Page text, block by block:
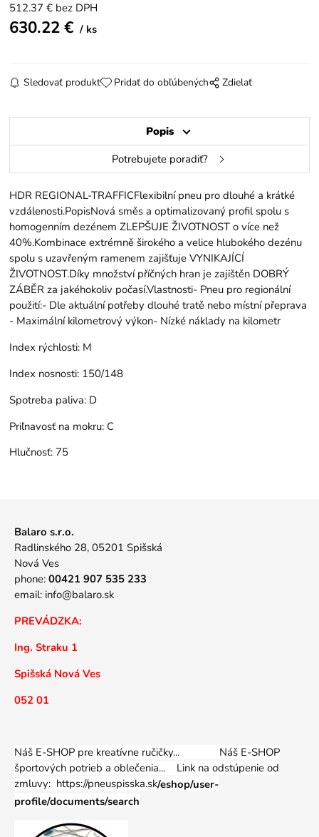
512.37 € bez DPH
630.22€ ks
Sledovať produkt Pridať do obľúbených Zdielať
Popis
Potrebujete poradiť?
HDR REGIONAL-TRAFFICFlexibilní pneu pro dlouhé a krátké
vzdálenosti.PopisNová směs a optimalizovaný profil spolu s
homogenním dezénem ZLEPŠUJE ŽIVOTNOST o více než
40%.Kombinace extrémně širokého a velice hlubokého dezénu
spolu s uzavřeným ramenem zajišťuje VYNIKAJÍCÍ
ŽIVOTNOST.Díky množství příčných hran je zajištěn DOBRÝ
ZÁBĚR za jakéhokoliv počasí.Vlastnosti- Pneu pro regionální
použití:- Dle aktuální potřeby dlouhé tratě nebo místní přeprava
- Maximální kilometrový výkon- Nízké náklady na kilometr
Index rýchlosti: M
Index nosnosti: 150/148
Spotreba paliva: D
Priľnavosť na mokru: C
Hlučnosť: 75
Balaro s.r.o.
Radlinského 28, 05201 Spišská
Nová Ves
phone: 00421 907 535 233
email: info@balaro.sk
PREVÁDZKA:
Ing. Straku 1
Spišská Nová Ves
052 01
Náš E-SHOP pre kreatívne ručičky... Náš E-SHOP
športových potrieb a oblečenia... Link na odstúpenie od
zmluvy: https://pneuspisska.sk/eshop/user-
profile/documents/search